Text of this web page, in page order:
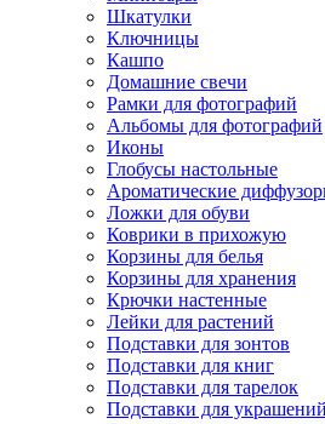
Шкатулки
Ключницы
Кашпо
Домашние свечи
Рамки для фотографий
Альбомы для фотографий
Иконы
Глобусы настольные
Ароматические
Ложки для обуви
Коврики в прихожую
Корзины для белья
Корзины для хранения
Крючки настенные
Лейки для растений
Подставки для зонтов
Подставки для книг
Подставки для тарелок
Подставки для украшений